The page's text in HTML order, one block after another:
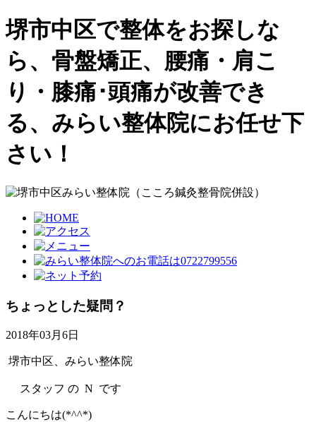
堺市中区で整体をお探しな
ら、骨盤矯正、腰痛・肩こ
り・膝痛･頭痛が改善でき
る、みらい整体院にお任せ下
さい！
ちょっとした疑問？
2018年03月6日
堺市中区、みらい整体院
スタッフ の N です
こんにちは(*^^*)